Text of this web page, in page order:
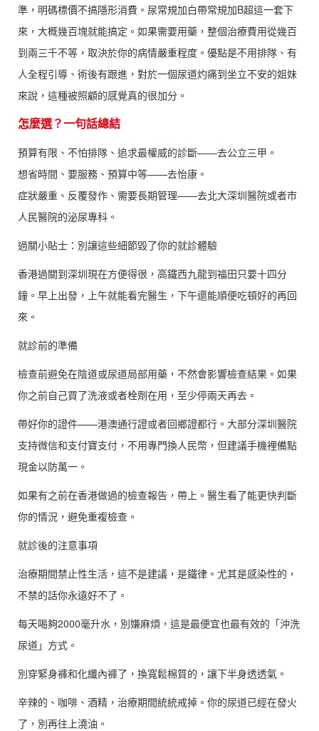
準，明碼標價不搞隱形消費。尿常規加白帶常規加B超這一套下
來，大概幾百塊就能搞定。如果需要用藥，整個治療費用從幾百
到兩三千不等，取決於你的病情嚴重程度。優點是不用排隊、有
人全程引導、術後有跟進，對於一個尿道灼痛到坐立不安的姐妹
來說，這種被照顧的感覺真的很加分。
怎麼選？一句話總結
預算有限、不怕排隊、追求最權威的診斷——去公立三甲。
想省時間、要服務、預算中等——去怡康。
症狀嚴重、反覆發作、需要長期管理——去北大深圳醫院或者市
人民醫院的泌尿專科。
過關小貼士：別讓這些細節毀了你的就診體驗
香港過關到深圳現在方便得很，高鐵西九龍到福田只要十四分
鐘。早上出發，上午就能看完醫生，下午還能順便吃頓好的再回
來。
就診前的準備
檢查前避免在陰道或尿道局部用藥，不然會影響檢查結果。如果
你之前自己買了洗液或者栓劑在用，至少停兩天再去。
帶好你的證件——港澳通行證或者回鄉證都行。大部分深圳醫院
支持微信和支付寶支付，不用專門換人民幣，但建議手機裡備點
現金以防萬一。
如果有之前在香港做過的檢查報告，帶上。醫生看了能更快判斷
你的情況，避免重複檢查。
就診後的注意事項
治療期間禁止性生活，這不是建議，是鐵律。尤其是感染性的，
不禁的話你永遠好不了。
每天喝夠2000毫升水，別嫌麻煩，這是最便宜也最有效的「沖洗
尿道」方式。
別穿緊身褲和化纖內褲了，換寬鬆棉質的，讓下半身透透氣。
辛辣的、咖啡、酒精，治療期間統統戒掉。你的尿道已經在發火
了，別再往上澆油。